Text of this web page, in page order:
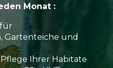
Monat :
Gartenteiche und
Ihrer Habitate